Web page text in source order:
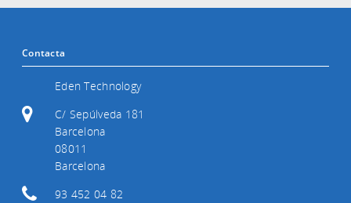
Contacta
Eden Technology
C/ Sepúlveda 181
Barcelona
08011
Barcelona
93 452 04 82